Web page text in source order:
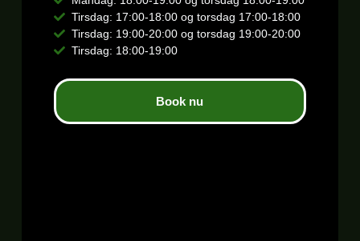
Tirsdag: 17:00-18:00 og torsdag 17:00-18:00
Tirsdag: 19:00-20:00 og torsdag 19:00-20:00
Tirsdag: 18:00-19:00
Book nu